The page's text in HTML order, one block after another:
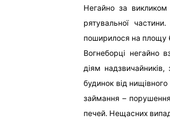
Негайно за
рятувальної
поширилося на площу
Вогнеборці негайно
діям
будинок від
займання –
печей. Нещасних